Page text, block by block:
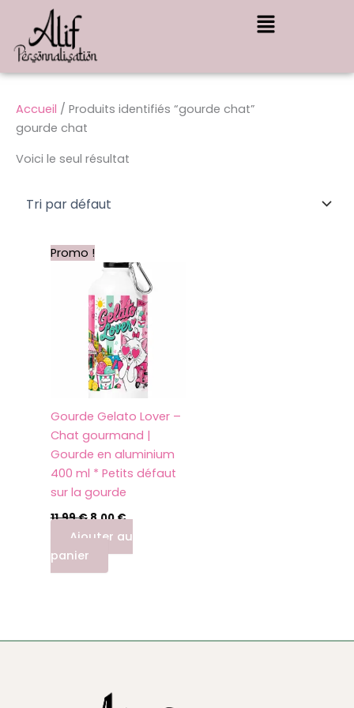
contenu
Menu
Accueil / Produits identifiés “gourde chat”
gourde chat
Voici le seul résultat
Promo !
Gourde Gelato Lover –
Chat gourmand |
Gourde en aluminium
400 ml * Petits défaut
sur la gourde
11,99€
Le
prix
11,99 €.
8,00€
prix
actuel
est :
8,00 €.
Ajouter au
panier